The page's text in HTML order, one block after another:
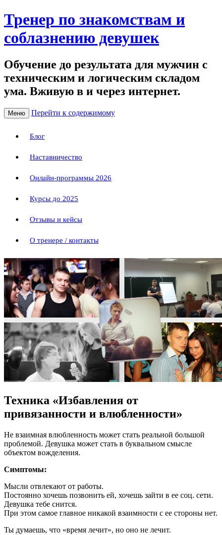
Тренер по знакомствам и
соблазнению девушек
Обучение до результата для мужчин с
техническим и логическим складом
ума. Вживую в и через интернет.
Меню Перейти к содержимому
Блог
Наставничество
Онлайн-программы 2026
Курсы до 2025
Отзывы и кейсы
О тренере / контакты
Техника «Избавления от
привязанности и влюбленности»
Не взаимная влюбленность может стать реальной большой
проблемой. Девушка может стать в буквальном смысле
объектом вожделения.
Симптомы:
Мысли отвлекают от работы.
Постоянно хочешь позвонить ей, хочешь зайти в ее соц. сети.
Девушка тебе снится.
При этом самое главное никакой взаимности с ее стороны нет.
Ты думаешь, что «время лечит», но оно не лечит.